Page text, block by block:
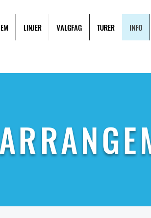
LINJER VALGFAG TURER INFO